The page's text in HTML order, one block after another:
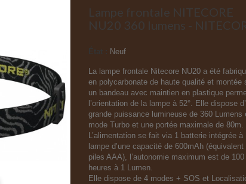
Lampe frontale NITECORE
NU20 360 lumens -
Neuf
La lampe frontale Nitecore NU20a été
en polycarbonate de haute qualité et montée
un bandeau avec maintien en plastique
l’orientation de la lampe à 52°. Elle dispose
grande puissance lumineuse de 360 Lumens
mode Turbo et une portée maximale de 80m.
L’alimentation se fait via 1 batterie intégrée à
lampe d’une capacité de 600mAh (équivalent
piles AAA), l’autonomie maximum est de 100
heures à 1 Lumen.
Elle dispose de 4 modes + SOS et